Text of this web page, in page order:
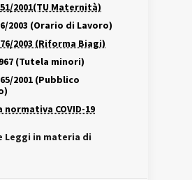
2001(TU Maternità)
2003 (Orario di Lavoro)
2003 (Riforma Biagi)
(Tutela minori)
2001 (Pubblico
COVID-19
Leggi in materia di